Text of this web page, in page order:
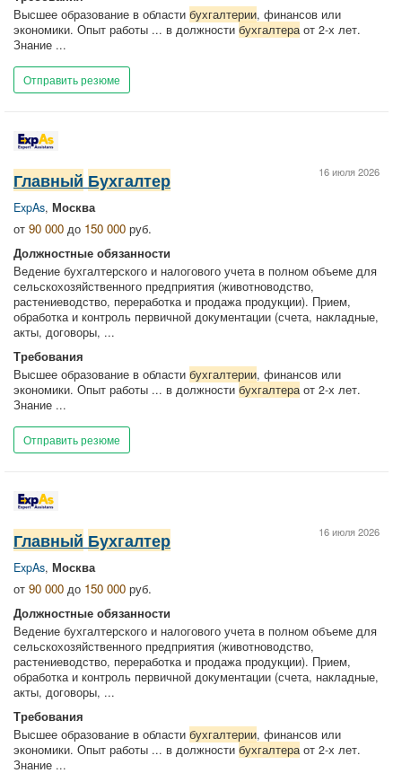
Высшее образование в области бухгалтерии, финансов или
экономики. Опыт работы ... в должности бухгалтераот 2-х лет.
Знание ...
Отправить резюме
16 июля 2026
Главный Бухгалтер
ExpAs, Москва
от 90 000 до 150 000 руб.
Должностные обязанности
Ведение бухгалтерского и налогового учета в полном объеме для
сельскохозяйственного предприятия (животноводство,
растениеводство, переработка и продажа продукции). Прием,
обработка и контроль первичной документации (счета, накладные,
акты, договоры, ...
Требования
Высшее образование в области бухгалтерии, финансов или
экономики. Опыт работы ... в должности бухгалтераот 2-х лет.
Знание ...
Отправить резюме
16 июля 2026
Главный Бухгалтер
ExpAs, Москва
от 90 000 до 150 000 руб.
Должностные обязанности
Ведение бухгалтерского и налогового учета в полном объеме для
сельскохозяйственного предприятия (животноводство,
растениеводство, переработка и продажа продукции). Прием,
обработка и контроль первичной документации (счета, накладные,
акты, договоры, ...
Требования
Высшее образование в области бухгалтерии, финансов или
экономики. Опыт работы ... в должности бухгалтераот 2-х лет.
Знание ...